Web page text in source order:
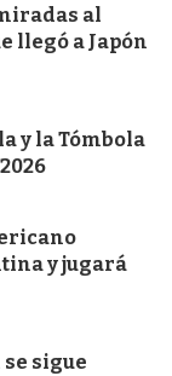
al
llegó a Japón
y la Tómbola
y jugará
sigue